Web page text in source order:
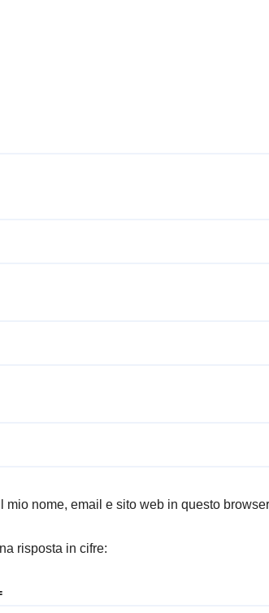
mio nome, email e sito web in questo
risposta in cifre: